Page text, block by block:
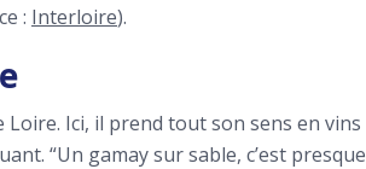
: Interloire).
Loire. Ici, il prend tout son sens en vins
“Un gamay sur sable, c’est presque